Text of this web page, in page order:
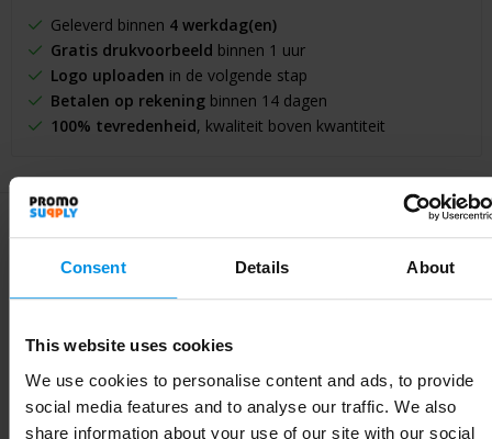
Consent Details About
This website uses cookies
We use cookies to personalise content and ads, to provide
social media features and to analyse our traffic. We also
share information about your use of our site with our social
Geleverd binnen 4 werkdag(en)
Gratis drukvoorbeeld binnen 1 uur
Logo uploaden in de volgende stap
Betalen op rekeningbinnen 14 dagen
100% tevredenheid, kwaliteit boven kwantiteit
Specificaties
Artikelnummer 21004401